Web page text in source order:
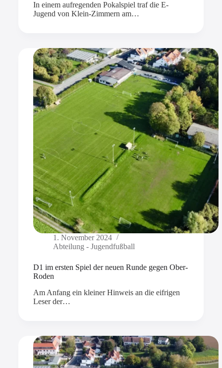
In einem aufregenden Pokalspiel traf die E-
Jugend von Klein-Zimmern am…
1. November 2024
Abteilung - Jugendfußball
D1 im ersten Spiel der neuen Runde gegen Ober-
Roden
Am Anfang ein kleiner Hinweis an die eifrigen
Leser der…